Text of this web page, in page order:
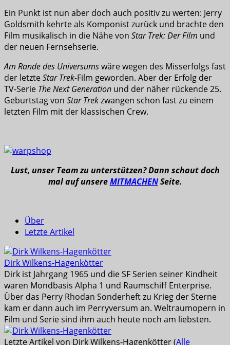
Ein Punkt ist nun aber doch auch positiv zu werten: Jerry
Goldsmith kehrte als Komponist zurück und brachte den
Film musikalisch in die Nähe von Star Trek: Der Film und
der neuen Fernsehserie.
Am Rande des Universumswäre wegen des Misserfolgs fast
der letzteStar Trek-Film geworden. Aber der Erfolg der
TV-Serie The Next Generation und der näher rückende 25.
Geburtstag von Star Trekzwangen schon fast zu einem
letzten Film mit der klassischen Crew.
Lust, unser Team zu unterstützen? Dann schaut doch
mal auf unsereMITMACHENSeite.
Über
Letzte Artikel
Dirk Wilkens-Hagenkötter
Dirk ist Jahrgang 1965 und die SF Serien seiner Kindheit
waren Mondbasis Alpha 1 und Raumschiff Enterprise.
Über das Perry Rhodan Sonderheft zu Krieg der Sterne
kam er dann auch im Perryversum an. Weltraumopern in
Film und Serie sind ihm auch heute noch am liebsten.
Letzte Artikel von Dirk Wilkens-Hagenkötter(Alle